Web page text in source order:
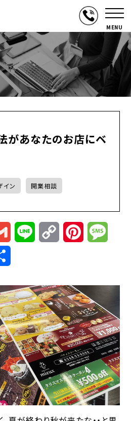
MENU
があなたのお店にベ
イン 開業相談
Gmail Line
Copy
Link
Pinterest